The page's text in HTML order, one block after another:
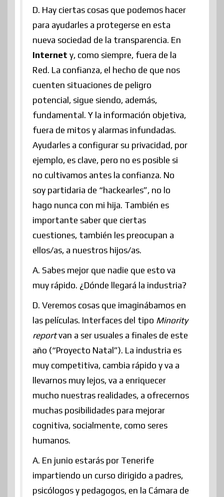
D. Hay ciertas cosas que podemos hacer
para ayudarles a protegerse en esta
nueva sociedad de la transparencia. En
Internet y, como siempre, fuera de la
Red. La confianza, el hecho de que nos
cuenten situaciones de peligro
potencial, sigue siendo, además,
fundamental. Y la información objetiva,
fuera de mitos y alarmas infundadas.
Ayudarles a configurar su privacidad, por
ejemplo, es clave, pero no es posible si
no cultivamos antes la confianza. No
soy partidaria de “hackearles”, no lo
hago nunca con mi hija. También es
importante saber que ciertas
cuestiones, también les preocupan a
ellos/as, a nuestros hijos/as.
A. Sabes mejor que nadie que esto va
muy rápido. ¿Dónde llegará la industria?
D. Veremos cosas que imaginábamos en
las películas. Interfaces del tipo Minority
reportvan a ser usuales a finales de este
año (“Proyecto Natal”). La industria es
muy competitiva, cambia rápido y va a
llevarnos muy lejos, va a enriquecer
mucho nuestras realidades, a ofrecernos
muchas posibilidades para mejorar
cognitiva, socialmente, como seres
humanos.
A. En junio estarás por Tenerife
impartiendo un curso dirigido a padres,
psicólogos y pedagogos, en la Cámara de